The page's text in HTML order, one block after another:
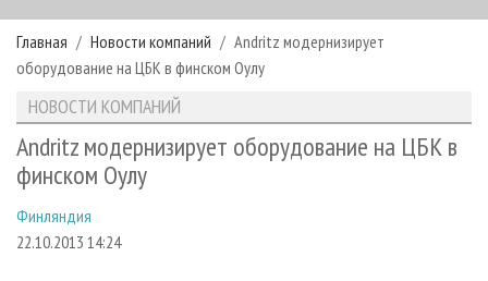
РУБРИКИ И ТЕМЫ
РУБРИКИ ЖУРНАЛА
ЛЕСНОЕ ХОЗЯЙСТВО
ЛЕСОЗАГОТОВКА
ЛЕСОПИЛЕНИЕ
СУШКА ДРЕВЕСИНЫ
НОВОСТИ
КАЛЕНДАРЬ СОБЫТИЙ
НОВОСТИ ЛПК
НОВОСТИ ЖУРНАЛА
ПРОЕКТЫ ЛПИ
АНАЛИТИКА
ПРЕДПРИЯТИЯ ЛПК
ПЕРСОНЫ
АРХИВ
АРХИВ ЖУРНАЛОВ
О ЖУРНАЛЕ
КОНТАКТЫ
РЕКЛАМОДАТЕЛЯМ
РЕКЛАМА
Главная Новости компаний
Andritz модернизирует
оборудование на ЦБК в финском Оулу
НОВОСТИ КОМПАНИЙ
Andritz модернизирует оборудование на ЦБК в
финском Оулу
Финляндия
22.10.2013 14:24